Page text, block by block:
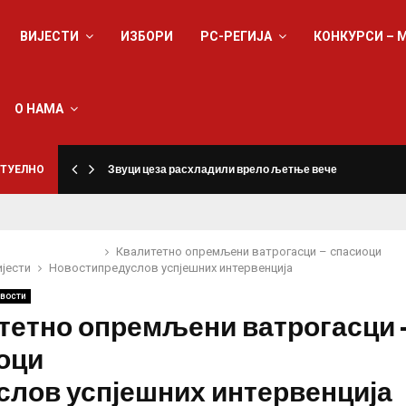
ВИЈЕСТИ ИЗБОРИ РС-РЕГИЈА КОНКУРСИ –
О НАМА
Звуци цеза расхладили врело љетње вече
Новости
Квалитетно опремљени ватрогасци – спасиоци
предуслов успјешних интервенција
опремљени ватрогасци
успјешних интервенција